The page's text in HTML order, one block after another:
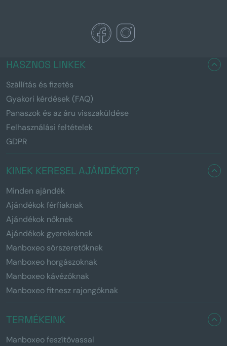
HASZNOS LINKEK
Szállítás és fizetés
Gyakori kérdések (FAQ)
Panaszok és az áru visszaküldése
Felhasználási feltételek
GDPR
KINEK KERESEL AJÁNDÉKOT?
Minden ajándék
Ajándékok férfiaknak
Ajándékok nőknek
Ajándékok gyerekeknek
Manboxeo sörszeretőknek
Manboxeo horgászoknak
Manboxeo kávézóknak
Manboxeo fitnesz rajongóknak
TERMÉKEINK
Manboxeo feszítővassal